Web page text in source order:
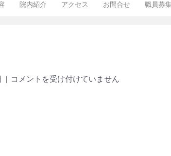
院内紹介 アクセス お問合せ 職員募
コメントを受け付けていません